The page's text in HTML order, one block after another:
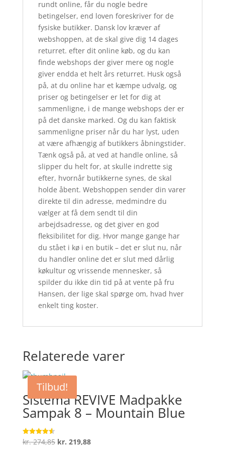
rundt online, får du nogle bedre
betingelser, end loven foreskriver for de
fysiske butikker. Dansk lov kræver af
webshoppen, at de skal give dig 14 dages
returret. efter dit online køb, og du kan
finde webshops der giver mere og nogle
giver endda et helt års returret. Husk også
på, at du online har et kæmpe udvalg, og
priser og betingelser er let for dig at
sammenligne, i de mange webshops der er
på det danske marked. Og du kan faktisk
sammenligne priser når du har lyst, uden
at være afhængig af butikkers åbningstider.
Tænk også på, at ved at handle online, så
slipper du helt for, at skulle indrette sig
efter, hvornår butikkerne synes, de skal
holde åbent. Webshoppen sender din varer
direkte til din adresse, medmindre du
vælger at få dem sendt til din
arbejdsadresse, og det giver en god
fleksibilitet for dig. Hvor mange gange har
du stået i kø i en butik – det er slut nu, når
du handler online det er slut med dårlig
køkultur og vrissende mennesker, så
spilder du ikke din tid på at vente på fru
Hansen, der lige skal spørge om, hvad hver
enkelt ting koster.
Relaterede varer
Tilbud!
Sistema REVIVE Madpakke
Sampak 8 – Mountain Blue
Vurderet
4.6
kr.274,85 Den
kr. 219,88Den